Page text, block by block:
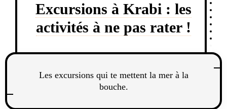
Excursions à Krabi : les
activités à ne pas rater !
Les excursions qui te mettent la mer à la
bouche.